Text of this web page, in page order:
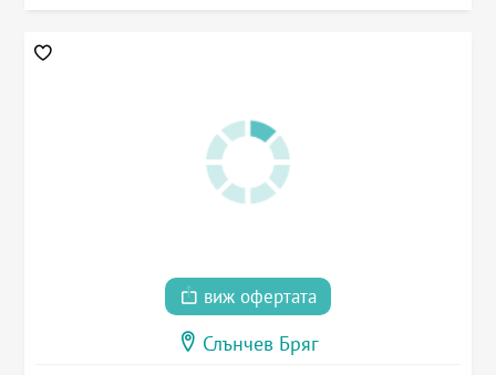
виж офертата
Слънчев Бряг